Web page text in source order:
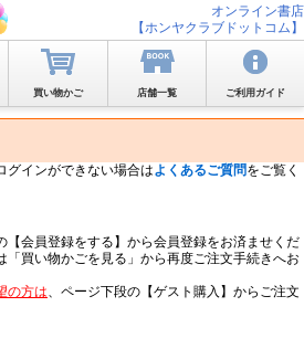
オンライン書店
【ホンヤクラブドットコム】
買い物かご 店舗一覧 ご利用ガイド
グインができない場合はよくあるご質問をご覧く
【会員登録をする】から会員登録をお済ませくだ
「買い物かごを見る」から再度ご注文手続きへお
の方は、ページ下段の【ゲスト購入】からご注文